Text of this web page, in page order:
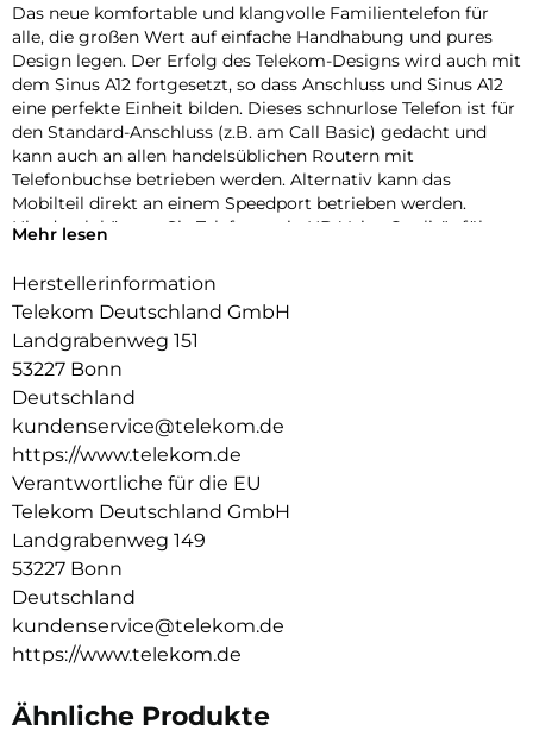
Das neue komfortable und klangvolle Familientelefon für
alle, die großen Wert auf einfache Handhabung und pures
Design legen. Der Erfolg des Telekom-Designs wird auch mit
dem Sinus A12 fortgesetzt, so dass Anschluss und Sinus A12
eine perfekte Einheit bilden. Dieses schnurlose Telefon ist für
den Standard-Anschluss (z.B. am Call Basic) gedacht und
kann auch an allen handelsüblichen Routern mit
Telefonbuchse betrieben werden. Alternativ kann das
Mobilteil direkt an einem Speedport betrieben werden.
Hierdurch können Sie Telefonate in HD Voice Qualität führen.
Einfachheit und hohem Bedienkomfort konzipiert. Das
Multifunktionstaste (3-Wege Navigation), und die intuitive
Benutzerführung
runden das Kundenerlebnis ab.
Mehr lesen
Herstellerinformation
Telekom Deutschland GmbH
Landgrabenweg 151
53227 Bonn
Deutschland
kundenservice@telekom.de
https://www.telekom.de
Verantwortliche für die EU
Telekom Deutschland GmbH
Landgrabenweg 149
53227 Bonn
Deutschland
kundenservice@telekom.de
https://www.telekom.de
Ähnliche Produkte